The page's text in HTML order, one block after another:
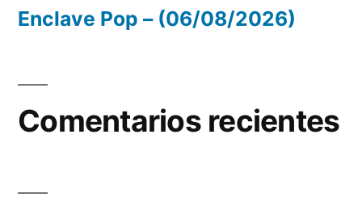
Enclave Pop – (06/08/2026)
Comentarios recientes